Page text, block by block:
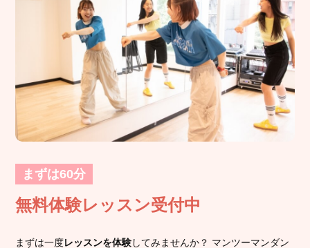
まずは60分
無料体験レッスン受付中
まずは一度レッスンを体験してみませんか？ マンツーマンダン